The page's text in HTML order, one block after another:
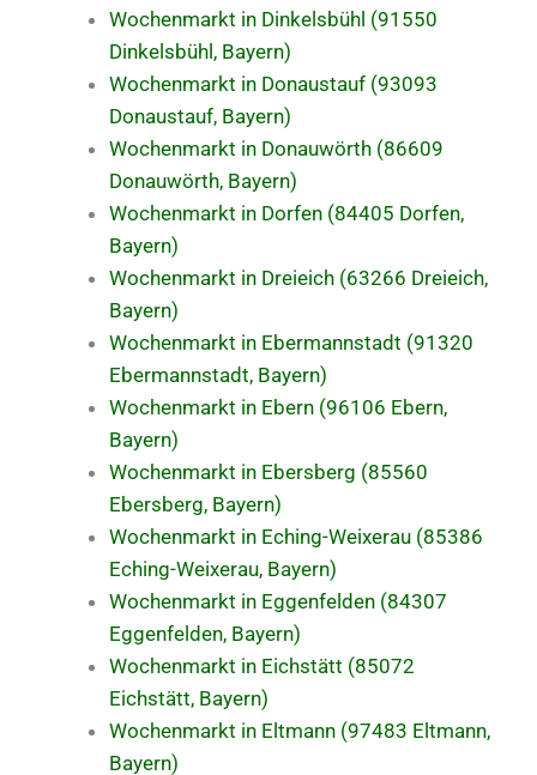
Wochenmarkt in Dinkelsbühl (91550
Dinkelsbühl, Bayern)
Wochenmarkt in Donaustauf (93093
Donaustauf, Bayern)
Wochenmarkt in Donauwörth (86609
Donauwörth, Bayern)
Wochenmarkt in Dorfen (84405 Dorfen,
Bayern)
Wochenmarkt in Dreieich (63266 Dreieich,
Bayern)
Wochenmarkt in Ebermannstadt (91320
Ebermannstadt, Bayern)
Wochenmarkt in Ebern (96106 Ebern,
Bayern)
Wochenmarkt in Ebersberg (85560
Ebersberg, Bayern)
Wochenmarkt in Eching-Weixerau (85386
Eching-Weixerau, Bayern)
Wochenmarkt in Eggenfelden (84307
Eggenfelden, Bayern)
Wochenmarkt in Eichstätt (85072
Eichstätt, Bayern)
Wochenmarkt in Eltmann (97483 Eltmann,
Bayern)